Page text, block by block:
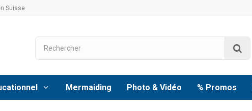
Suisse
Mermaiding Photo & Vidéo % Promos